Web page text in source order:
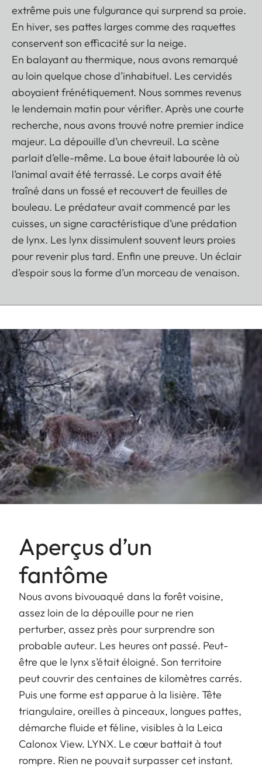
extrême puis une fulgurance qui surprend sa proie.
En hiver, ses pattes larges comme des raquettes
conservent son efficacité sur la neige.
En balayant au thermique, nous avons remarqué
au loin quelque chose d’inhabituel. Les cervidés
aboyaient frénétiquement. Nous sommes revenus
le lendemain matin pour vérifier. Après une courte
recherche, nous avons trouvé notre premier indice
majeur. La dépouille d’un chevreuil. La scène
parlait d’elle-même. La boue était labourée là où
l’animal avait été terrassé. Le corps avait été
traîné dans un fossé et recouvert de feuilles de
bouleau. Le prédateur avait commencé par les
cuisses, un signe caractéristique d’une prédation
de lynx. Les lynx dissimulent souvent leurs proies
pour revenir plus tard. Enfin une preuve. Un éclair
d’espoir sous la forme d’un morceau de venaison.
Aperçus d’un
fantôme
Nous avons bivouaqué dans la forêt voisine,
assez loin de la dépouille pour ne rien
perturber, assez près pour surprendre son
probable auteur. Les heures ont passé. Peut-
être que le lynx s’était éloigné. Son territoire
peut couvrir des centaines de kilomètres carrés.
Puis une forme est apparue à la lisière. Tête
triangulaire, oreilles à pinceaux, longues pattes,
démarche fluide et féline, visibles à la Leica
Calonox View. LYNX. Le cœur battait à tout
rompre. Rien ne pouvait surpasser cet instant.